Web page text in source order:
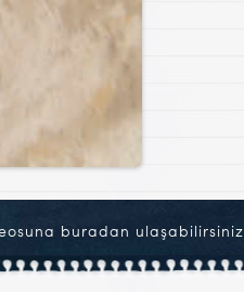
buradan ulaşabilirsiniz